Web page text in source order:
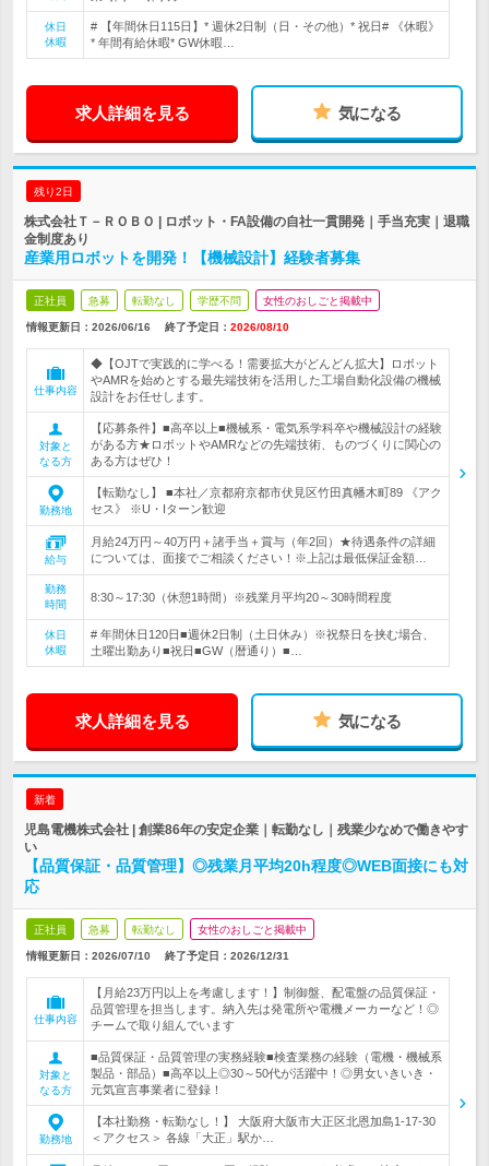
休日
休暇
# 【年間休日115日】* 週休2日制（日・その他）* 祝日# 《休暇》
* 年間有給休暇* GW休暇…
求人詳細を見る 気になる
残り2日
株式会社Ｔ－ＲＯＢＯ | ロボット・FA設備の自社一貫開発｜手当充実｜退職
金制度あり
産業用ロボットを開発！【機械設計】経験者募集
正社員 急募 転勤なし 学歴不問 女性のおしごと掲載中
情報更新日：2026/06/16 終了予定日： 2026/08/10
仕事内容
◆【OJTで実践的に学べる！需要拡大がどんどん拡大】ロボット
やAMRを始めとする最先端技術を活用した工場自動化設備の機械
設計をお任せします。
対象と
なる方
【応募条件】■高卒以上■機械系・電気系学科卒や機械設計の経験
がある方★ロボットやAMRなどの先端技術、ものづくりに関心の
ある方はぜひ！
勤務地
【転勤なし】 ■本社／京都府京都市伏見区竹田真幡木町89 《アク
セス》 ※U・Iターン歓迎
給与
月給24万円～40万円＋諸手当＋賞与（年2回）★待遇条件の詳細
については、面接でご相談ください！※上記は最低保証金額…
勤務
時間
8:30～17:30（休憩1時間）※残業月平均20～30時間程度
休日
休暇
# 年間休日120日■週休2日制（土日休み）※祝祭日を挟む場合、
土曜出勤あり■祝日■GW（暦通り）■…
求人詳細を見る 気になる
新着
児島電機株式会社 | 創業86年の安定企業｜転勤なし｜残業少なめで働きやす
い
【品質保証・品質管理】◎残業月平均20h程度◎WEB面接にも対
応
正社員 急募 転勤なし 女性のおしごと掲載中
情報更新日：2026/07/10 終了予定日： 2026/12/31
仕事内容
【月給23万円以上を考慮します！】制御盤、配電盤の品質保証・
品質管理を担当します。納入先は発電所や電機メーカーなど！◎
チームで取り組んでいます
対象と
なる方
■品質保証・品質管理の実務経験■検査業務の経験（電機・機械系
製品・部品）■高卒以上◎30～50代が活躍中！◎男女いきいき・
元気宣言事業者に登録！
勤務地
【本社勤務・転勤なし！】 大阪府大阪市大正区北恩加島1-17-30
＜アクセス＞ 各線「大正」駅か…